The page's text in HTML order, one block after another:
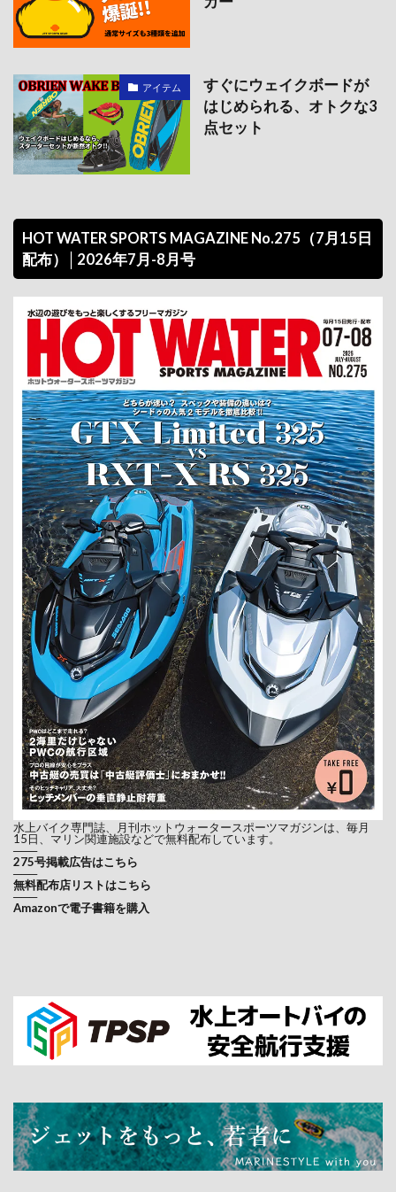
アイテム
すぐにウェイクボードが
はじめられる、オトクな3
点セット
HOT WATER SPORTS MAGAZINE No.275（7月15日
配布）│2026年7月-8月号
水上バイク専門誌、月刊ホットウォータースポーツマガジンは、毎月
15日、マリン関連施設などで無料配布しています。
───
275号掲載広告はこちら
───
無料配布店リストはこちら
───
Amazonで電子書籍を購入